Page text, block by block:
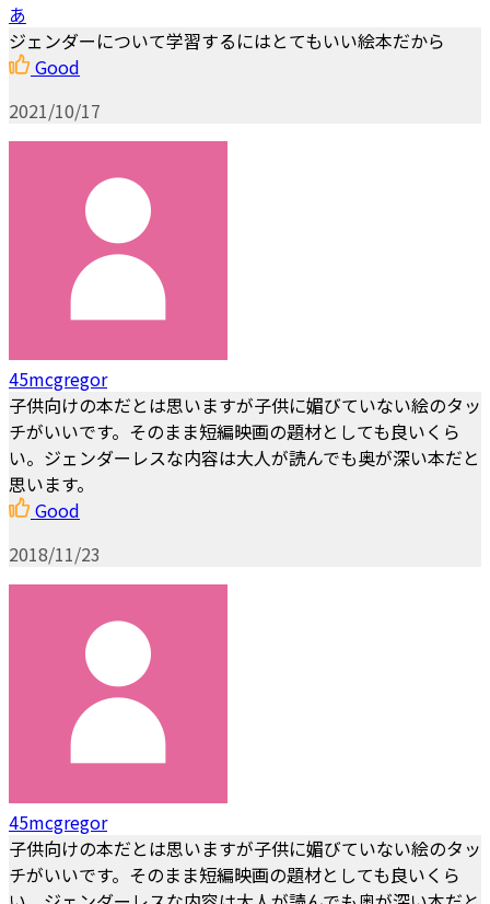
あ
ジェンダーについて学習するにはとてもいい絵本だから
Good
2021/10/17
45mcgregor
子供向けの本だとは思いますが子供に媚びていない絵のタッ
チがいいです。そのまま短編映画の題材としても良いくら
い。ジェンダーレスな内容は大人が読んでも奥が深い本だと
思います。
Good
2018/11/23
45mcgregor
子供向けの本だとは思いますが子供に媚びていない絵のタッ
チがいいです。そのまま短編映画の題材としても良いくら